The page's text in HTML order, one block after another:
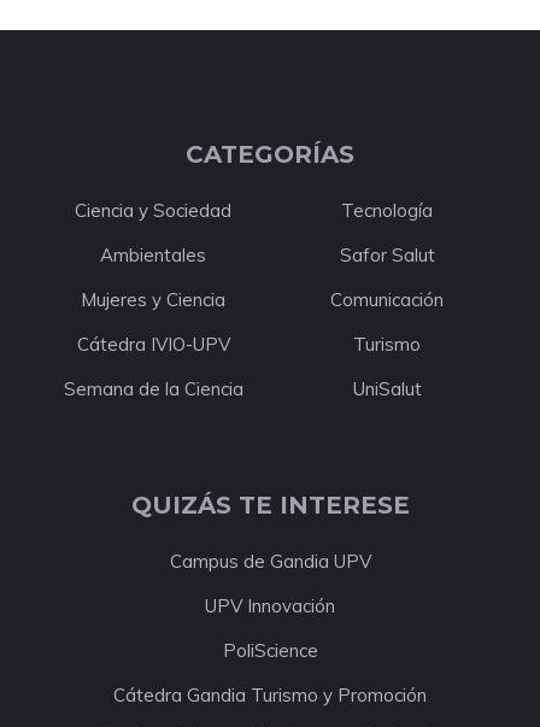
CATEGORÍAS
Ciencia y Sociedad
Tecnología
Ambientales
Safor Salut
Mujeres y Ciencia
Comunicación
Cátedra IVIO-UPV
Turismo
Semana de la Ciencia
UniSalut
QUIZÁS TE INTERESE
Campus de Gandia UPV
UPV Innovación
PoliScience
Cátedra Gandia Turismo y Promoción